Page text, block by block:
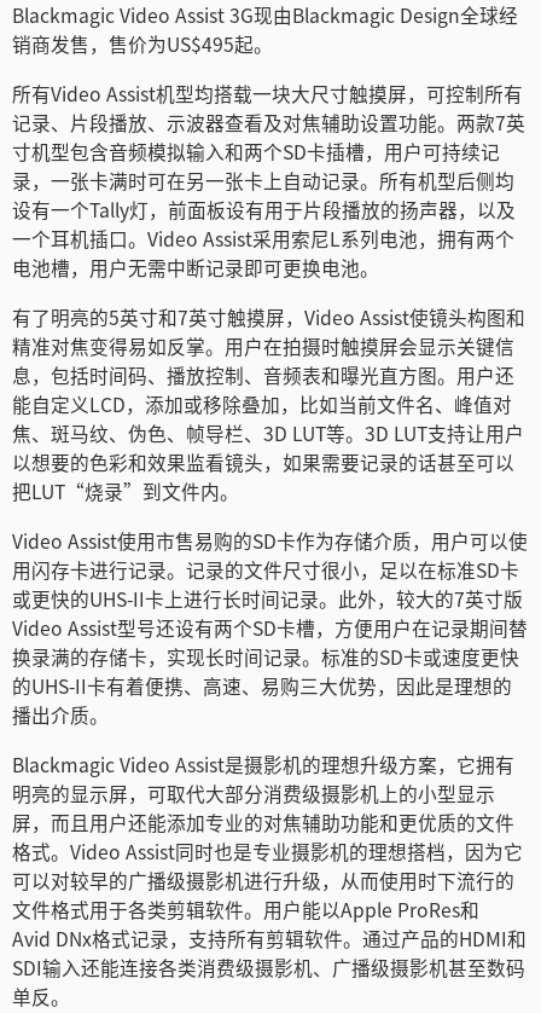
Korea
Mexico
Malaysia
Netherlands
New Zealand
Poland
Portugal
Singapore
Spain
Sweden
中华台北
Turkey
UAE
Ukraine
United Kingdom
United States
Blackmagic Video Assist 3G现由Blackmagic Design全球经
销商发售，售价为US$495起。
所有Video Assist机型均搭载一块大尺寸触摸屏，可控制所有
记录、片段播放、示波器查看及对焦辅助设置功能。两款7英
寸机型包含音频模拟输入和两个SD卡插槽，用户可持续记
录，一张卡满时可在另一张卡上自动记录。所有机型后侧均
设有一个Tally灯，前面板设有用于片段播放的扬声器，以及
一个耳机插口。Video Assist采用索尼L系列电池，拥有两个
电池槽，用户无需中断记录即可更换电池。
有了明亮的5英寸和7英寸触摸屏，Video Assist使镜头构图和
精准对焦变得易如反掌。用户在拍摄时触摸屏会显示关键信
息，包括时间码、播放控制、音频表和曝光直方图。用户还
能自定义LCD，添加或移除叠加，比如当前文件名、峰值对
焦、斑马纹、伪色、帧导栏、3D LUT等。3D LUT支持让用户
以想要的色彩和效果监看镜头，如果需要记录的话甚至可以
把LUT“烧录”到文件内。
Video Assist使用市售易购的SD卡作为存储介质，用户可以使
用闪存卡进行记录。记录的文件尺寸很小，足以在标准SD卡
或更快的UHS-II卡上进行长时间记录。此外，较大的7英寸版
Video Assist型号还设有两个SD卡槽，方便用户在记录期间替
换录满的存储卡，实现长时间记录。标准的SD卡或速度更快
的UHS-II卡有着便携、高速、易购三大优势，因此是理想的
播出介质。
Blackmagic Video Assist是摄影机的理想升级方案，它拥有
明亮的显示屏，可取代大部分消费级摄影机上的小型显示
屏，而且用户还能添加专业的对焦辅助功能和更优质的文件
格式。Video Assist同时也是专业摄影机的理想搭档，因为它
可以对较早的广播级摄影机进行升级，从而使用时下流行的
文件格式用于各类剪辑软件。用户能以Apple ProRes和
Avid DNx格式记录，支持所有剪辑软件。通过产品的HDMI和
SDI输入还能连接各类消费级摄影机、广播级摄影机甚至数码
单反。